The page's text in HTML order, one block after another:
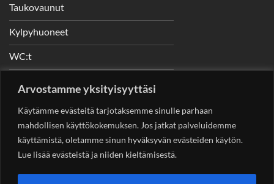
Arvostamme yksityisyyttäsi
Käytämme evästeitä tarjotaksemme sinulle parhaan
mahdollisen käyttökokemuksen. Jos jatkat palveluidemme
käyttämistä, oletamme sinun hyväksyvän evästeiden käytön.
Lue lisää evästeistä ja niiden kieltämisestä.
Taukovaunut
Kylpyhuoneet
WC:t
YHTEYSTIEDOT
Helsingin Rakennuskonevuokraus OySotungintie 449,